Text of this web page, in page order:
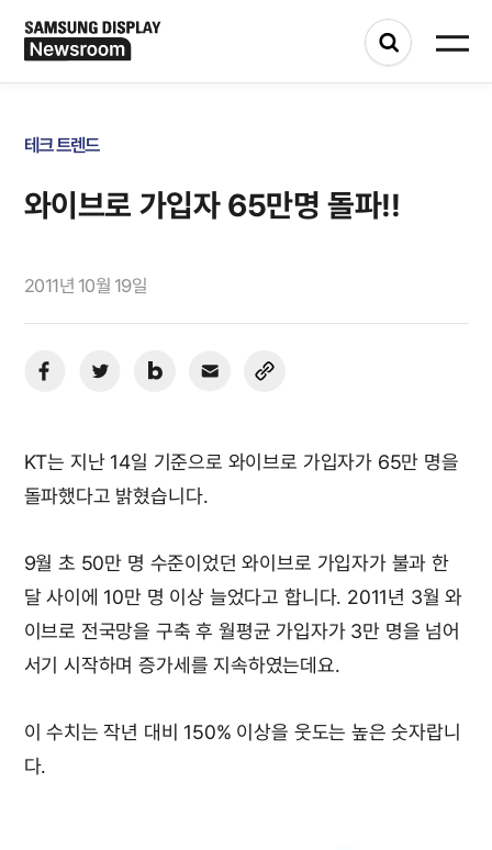
테크 트렌드
와이브로 가입자 65만명 돌파!!
2011년 10월 19일
KT는 지난 14일 기준으로 와이브로 가입자가 65만 명을
돌파했다고 밝혔습니다.
9월 초 50만 명 수준이었던 와이브로 가입자가 불과 한
달 사이에 10만 명 이상 늘었다고 합니다. 2011년 3월 와
이브로 전국망을 구축 후 월평균 가입자가 3만 명을 넘어
서기 시작하며 증가세를 지속하였는데요.
이 수치는 작년 대비 150% 이상을 웃도는 높은 숫자랍니
다.